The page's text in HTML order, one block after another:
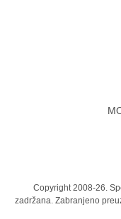
Copyright 2008-26.
zadržana. Zabranjeno